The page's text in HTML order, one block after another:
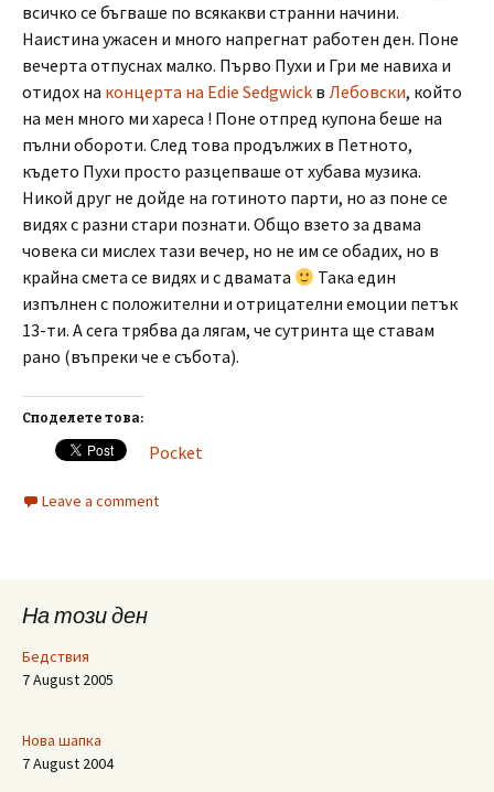
всичко се бъгваше по всякакви странни начини.
Наистина ужасен и много напрегнат работен ден. Поне
вечерта отпуснах малко. Първо Пухи и Гри ме навиха и
отидох на концерта на Edie Sedgwick в Лебовски, който
на мен много ми хареса ! Поне отпред купона беше на
пълни обороти. След това продължих в Петното,
където Пухи просто разцепваше от хубава музика.
Никой друг не дойде на готиното парти, но аз поне се
видях с разни стари познати. Общо взето за двама
човека си мислех тази вечер, но не им се обадих, но в
крайна смета се видях и с двамата
Така един
изпълнен с положителни и отрицателни емоции петък
13-ти. А сега трябва да лягам, че сутринта ще ставам
рано (въпреки че е събота).
Споделете това:
Pocket
Leave a comment
На този ден
Бедствия
7 August 2005
Нова шапка
7 August 2004